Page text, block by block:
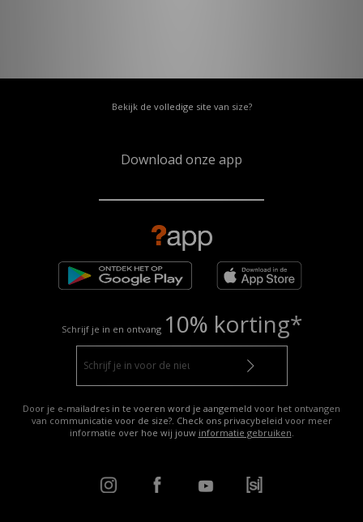
Bekijk de volledige site van size?
Download onze app
Schrijf je in en ontvang 10% korting*
Door je e-mailadres in te voeren word je aangemeld voor het ontvangen
van communicatie voor de size?. Check ons privacybeleid voor meer
informatie over hoe wij jouw informatie gebruiken